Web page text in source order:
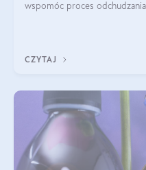
wspomóc proces
CZYTAJ